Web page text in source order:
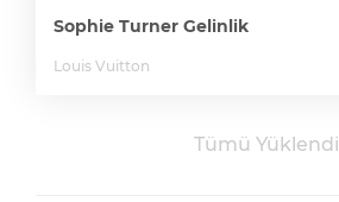
Sophie Turner Gelinlik
Louis Vuitton
Tümü Yüklendi